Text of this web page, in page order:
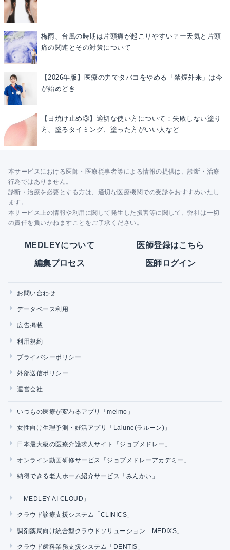
梅雨、台風の時期は片頭痛が起こりやすい？ー天気と片頭
痛の関連とその対策について
【2026年版】医療の力でタバコをやめる「禁煙外来」は今
が始めどき
【日焼け止め③】適切な使い方について：失敗しない塗り
方、塗るタイミング、塗った方がいい人など
本サービスにおける医師・医療従事者等による情報の提供は、診断・治療
行為ではありません。
診断・治療を必要とする方は、適切な医療機関での受診をおすすめいたし
ます。
本サービス上の情報や利用に関して発生した損害等に関して、弊社は一切
の責任を負いかねますことをご了承ください。
MEDLEYについて 医師登録はこちら
編集プロセス 医師ログイン
お問い合わせ
データベース利用
広告掲載
利用規約
プライバシーポリシー
外部送信ポリシー
運営会社
いつもの医療が変わるアプリ「melmo」
女性向け生理予測・妊活アプリ「Lalune(ラルーン)」
日本最大級の医療介護求人サイト「ジョブメドレー」
オンライン動画研修サービス「ジョブメドレーアカデミー」
納得できる老人ホーム紹介サービス「みんかい」
「MEDLEY AI CLOUD」
クラウド診療支援システム「CLINICS」
調剤薬局向け統合型クラウドソリューション「MEDIXS」
クラウド歯科業務支援システム「DENTIS」